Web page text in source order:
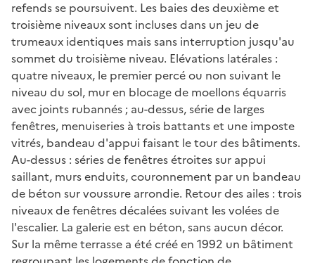
refends se poursuivent. Les baies des deuxième et
troisième niveaux sont incluses dans un jeu de
trumeaux identiques mais sans interruption jusqu'au
sommet du troisième niveau. Elévations latérales :
quatre niveaux, le premier percé ou non suivant le
niveau du sol, mur en blocage de moellons équarris
avec joints rubannés ; au-dessus, série de larges
fenêtres, menuiseries à trois battants et une imposte
vitrés, bandeau d'appui faisant le tour des bâtiments.
Au-dessus : séries de fenêtres étroites sur appui
saillant, murs enduits, couronnement par un bandeau
de béton sur voussure arrondie. Retour des ailes : trois
niveaux de fenêtres décalées suivant les volées de
l'escalier. La galerie est en béton, sans aucun décor.
Sur la même terrasse a été créé en 1992 un bâtiment